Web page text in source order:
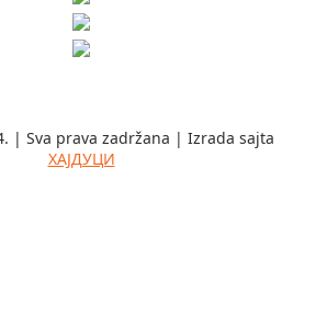
| Sva prava zadržana | Izrada sajta
ХАЈДУЦИ